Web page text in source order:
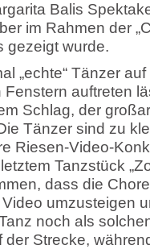
Balis
im Rahmen der
gezeigt wurde.
„echte“ Tänzer
Fenstern auftreten
Schlag, der
Tänzer sind zu
Riesen-Video-
Tanzstück
dass die
umzusteigen
noch als
der Strecke,